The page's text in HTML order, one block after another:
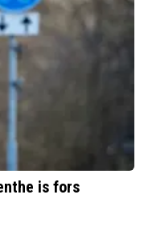
is fors